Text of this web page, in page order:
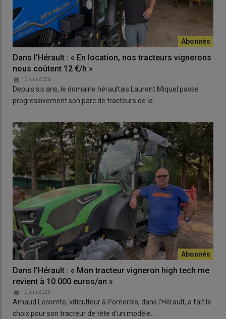
Dans l’Hérault : « En location, nos tracteurs vignerons
nous coûtent 12 €/h »
10 juin 2026
Depuis six ans, le domaine héraultais Laurent Miquel passe
progressivement son parc de tracteurs de la…
Dans l’Hérault : « Mon tracteur vigneron high tech me
revient à 10 000 euros/an »
10 juin 2026
Arnaud Lecomte, viticulteur à Pomerols, dans l’Hérault, a fait le
choix pour son tracteur de tête d’un modèle…